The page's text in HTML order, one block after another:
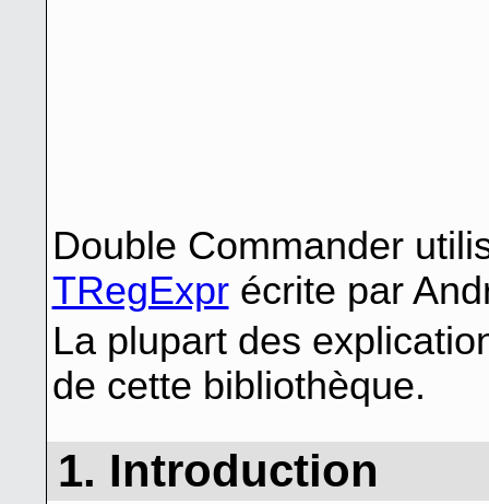
Double Commander
TRegExprécrite par
La plupart des
de cette bibliothèque.
1. Introduction